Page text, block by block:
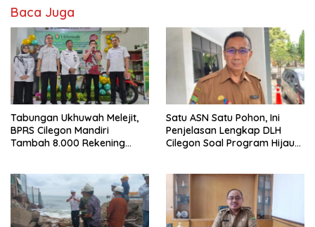
Baca Juga
Tabungan Ukhuwah Melejit,
BPRS Cilegon Mandiri
Tambah 8.000 Rekening
Satu ASN Satu Pohon, Ini
Penjelasan Lengkap DLH
Cilegon Soal Program Hijau